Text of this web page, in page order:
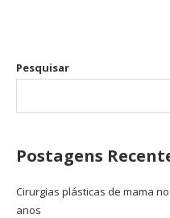
Pesquisar
Postagens
Cirurgias plásticas de mama
anos